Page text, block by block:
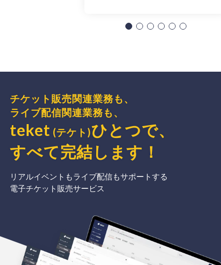
チケット販売関連業務も、
ライブ配信関連業務も、
teket (テケト)ひとつで、
すべて完結 します ！
リアルイベントもライブ配信もサポートする
電子チケット販売サービス